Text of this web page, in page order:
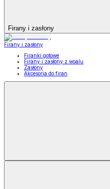
Firany i zasłony
Firany i zasłony
Firanki gotowe
Firany i zasłony z woalu
Zasłony
Akcesoria do firan